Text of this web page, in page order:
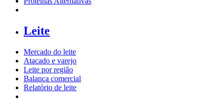
Leite
Mercado do leite
Atacado e varejo
Leite por região
Balança comercial
Relatório de leite